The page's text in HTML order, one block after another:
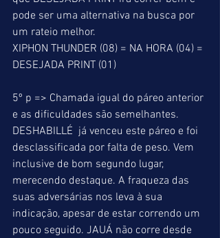
pode ser uma alternativa na busca por
um rateio melhor.
XIPHON THUNDER (08) = NA HORA (04) =
DESEJADA PRINT (01)
5º p => Chamada igual do páreo anterior
e as dificuldades são semelhantes.
DESHABILLÉ  já venceu este páreo e foi
desclassificada por falta de peso. Vem
inclusive de bom segundo lugar,
merecendo destaque. A fraqueza das
suas adversárias nos leva à sua
indicação, apesar de estar correndo um
pouco seguido. JAUÁ não corre desde